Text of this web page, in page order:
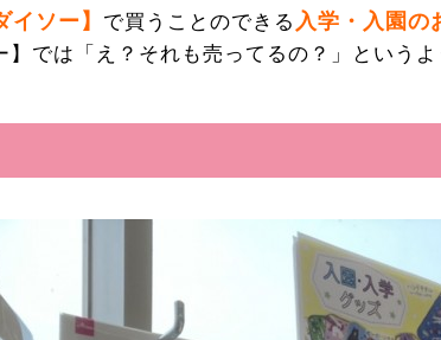
イソー】 で買うことのできる 入学・入園の
】では「え？それも売ってるの？」という